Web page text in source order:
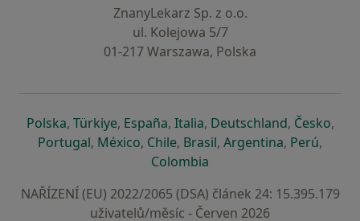
ZnanyLekarz Sp. z o.o.
ul. Kolejowa 5/7
01-217 Warszawa, Polska
Polskase otevře v nové záložce
, Türkiyese otevře v nové záložce
, Españase otevře v nové záložce
, Italiase otevře v nové záložce
, Deutschlandse otevře v
, Českose
,
Portugalse otevře v nové záložce
, Méxicose otevře v nové záložce
, Chilese otevře v nové záložce
, Brasilse otevře v nové
, Argentinase otevře v
, Perúse
,
Colombia
NAŘÍZENÍ (EU) 2022/2065 (DSA) článek 24: 15.395.179
uživatelů/měsíc - Červen 2026